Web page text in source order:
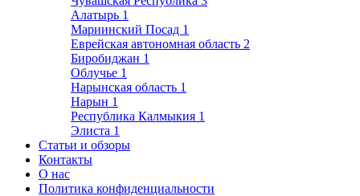
Алатырь 1
Мариинский Посад 1
Еврейская автономная область 2
Биробиджан 1
Облучье 1
Нарынская область 1
Нарын 1
Республика Калмыкия 1
Элиста 1
Статьи и обзоры
Контакты
О нас
Политика конфиденциальности